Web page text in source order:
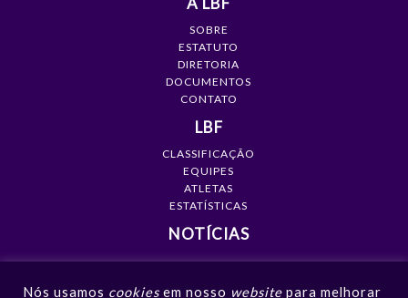
SOBRE
ESTATUTO
DIRETORIA
DOCUMENTOS
CONTATO
LBF
CLASSIFICAÇÃO
EQUIPES
ATLETAS
ESTATÍSTICAS
NOTÍCIAS
Nós usamos cookies em nosso website para melhorar